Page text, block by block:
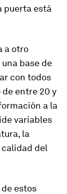
puerta está
a otro
base de
con todos
entre 20 y
a la
variables
la
del
estos